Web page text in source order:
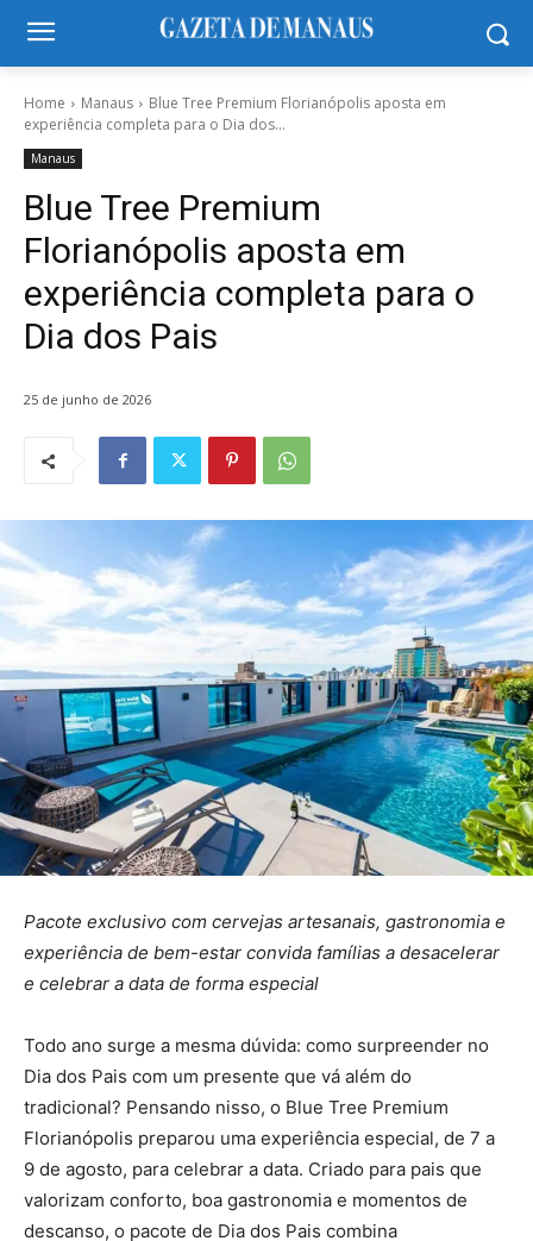
Home Manaus
Blue Tree Premium Florianópolis aposta em
experiência completa para o Dia dos...
Manaus
Blue Tree Premium
Florianópolis aposta em
experiência completa para o
Dia dos Pais
25 de junho de 2026
Pacote exclusivo com cervejas artesanais, gastronomia e
experiência de bem-estar convida famílias a desacelerar
e celebrar a data de forma especial
Todo ano surge a mesma dúvida: como surpreender no
Dia dos Pais com um presente que vá além do
tradicional? Pensando nisso, o Blue Tree Premium
Florianópolis preparou uma experiência especial, de 7 a
9 de agosto, para celebrar a data. Criado para pais que
valorizam conforto, boa gastronomia e momentos de
descanso, o pacote de Dia dos Pais combina